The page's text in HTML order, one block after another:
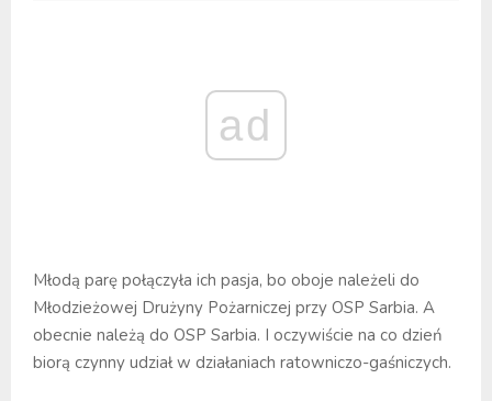
ad
Młodą parę połączyła ich pasja, bo oboje należeli do
Młodzieżowej Drużyny Pożarniczej przy OSP Sarbia. A
obecnie należą do OSP Sarbia. I oczywiście na co dzień
biorą czynny udział w działaniach ratowniczo-gaśniczych.